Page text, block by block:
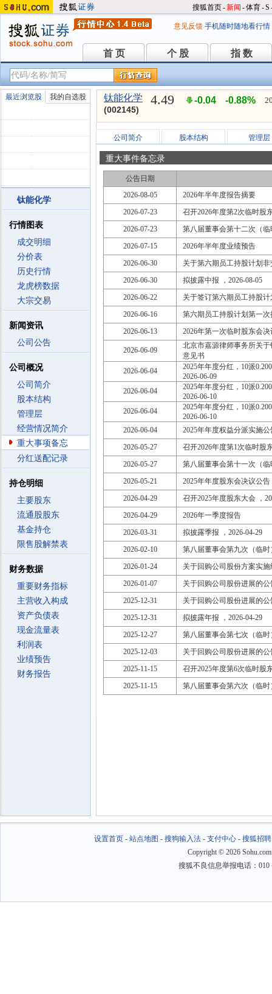
搜狐首页-新闻 -体育-S
意见反馈 手机随时随地看行情
首 页
首 页 个 股
个 股 指 数
指 数
最近浏览股 我的自选股
钛能化学
行情图表
成交明细
分价表
历史行情
龙虎榜数据
大宗交易
新闻资讯
公司公告
公司概况
公司简介
股本结构
管理层
经营情况简介
重大事项备忘
分红送配记录
持仓明细
主要股东
流通股股东
基金持仓
限售股解禁表
财务数据
重要财务指标
主营收入构成
资产负债表
现金流量表
利润表
业绩预告
财务报告
钛能化学
(002145)
4.49 -0.04 -0.88%
公司简介 股本结构 管理层
重大事件备忘录
公告日期
2026-08-05
2026年半年度报告摘要
2026-07-23
召开2026年度第2次临时股
2026-07-23
第八届董事会第十二次（
2026-07-15
2026年半年度业绩预告
2026-06-30
关于第六期员工持股计划
2026-06-30
拟披露中报 ，2026-08-05
2026-06-22
关于签订第六期员工持股
2026-06-16
第六期员工持股计划第一
2026-06-13
2026年第一次临时股东会
2026-06-09
北京市嘉源律师事务所关
意见书
2026-06-04
2025年年度分红，10派
2026-06-09
2026-06-04
2025年年度分红，10派
2026-06-10
2026-06-04
2025年年度分红，10派
2026-06-10
2026-06-04
2025年年度权益分派实施公
2026-05-27
召开2026年度第1次临时股
2026-05-27
第八届董事会第十一次（
2026-05-21
2025年年度股东会决议公告
2026-04-29
召开2025年度股东大会 ，
2026-04-29
2026年一季度报告
2026-03-31
拟披露季报 ，2026-04-29
2026-02-10
第八届董事会第九次（临
2026-01-24
关于回购公司股份方案实
2026-01-07
关于回购公司股份进展的公
2025-12-31
关于回购公司股份进展的公
2025-12-31
拟披露年报 ，2026-04-29
2025-12-27
第八届董事会第七次（临
2025-12-03
关于回购公司股份进展的公
2025-11-15
召开2025年度第6次临时股
2025-11-15
第八届董事会第六次（临
设置首页- 站点地图 - 搜狗输入法- 支付中心- 搜狐招聘
Copyright © 2026
搜狐不良信息举报电话：010